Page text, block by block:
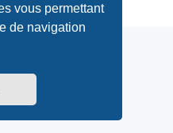
vous permettant
de navigation
Conditions